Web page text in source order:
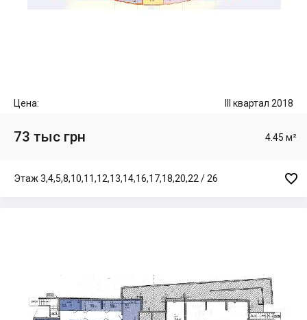
Цена: III квартал 2018
73 тыс грн 4.45 м²
Этаж 3,4,5,8,10,11,12,13,14,16,17,18,20,22 / 26 